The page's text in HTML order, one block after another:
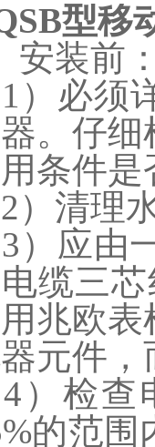
型移
安装前
1）必
。仔细
条件
2）清理
3）应
缆三
兆欧表
元件
4）检
的范